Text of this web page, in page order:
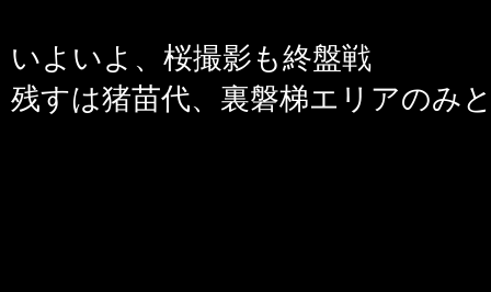
いよいよ、桜撮影も終盤戦
残すは猪苗代、裏磐梯エリアのみ